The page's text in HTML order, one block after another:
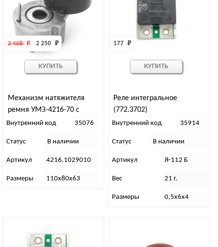
Механизм натяжителя
ремня УМЗ-4216-70 с
поликл. приводом, EvoTech
2 408 ₽ 2 250 ₽
Внутренний код 35076
Статус В наличии
Артикул 4216.1029010
Размеры 110х80х63
КУПИТЬ
Реле интегральное
(772.3702)
177 ₽
Внутренний код 35914
Статус В наличии
Артикул Я-112 Б
Вес 21 г.
Размеры 0,5х6х4
КУПИТЬ